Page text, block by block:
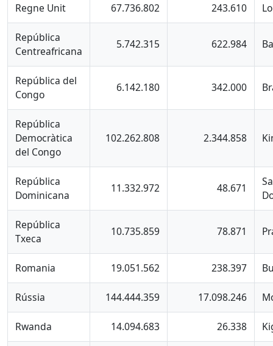
Regne Unit 67.736.802 243.610
República
Centreafricana
5.742.315 622.984
República del
Congo
6.142.180 342.000
República
Democràtica
del Congo
102.262.808 2.344.858
República
Dominicana
11.332.972 48.671
República
Txeca
10.735.859 78.871
Romania 19.051.562 238.397
Rússia 144.444.359 17.098.246
Rwanda 14.094.683 26.338